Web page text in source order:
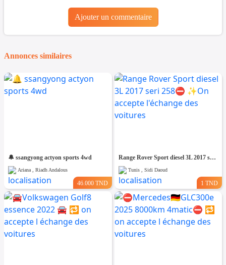
Ajouter un commentaire
Annonces similaires
🔔 ssangyong actyon sports 4wd
Ariana , Riadh Andalous
46.000 TND
Range Rover Sport diesel 3L 2017 seri 258⛔️ ✨️On accepte l'échange des voitures
Tunis , Sidi Daoud
1 TND